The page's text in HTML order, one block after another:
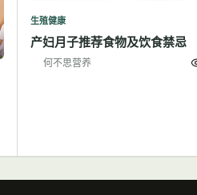
生殖健康
产妇月子推荐食物及饮食禁忌
何不思营养